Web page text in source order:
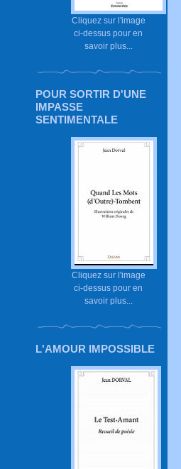
Cliquez sur l'image
ci-dessus pour en
savoir plus...
POUR SORTIR D'UNE
IMPASSE
SENTIMENTALE
Cliquez sur l'image
ci-dessus pour en
savoir plus...
L'AMOUR IMPOSSIBLE